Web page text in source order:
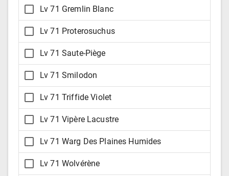
Lv 71 Gremlin Blanc
Lv 71 Proterosuchus
Lv 71 Saute-Piège
Lv 71 Smilodon
Lv 71 Triffide Violet
Lv 71 Vipère Lacustre
Lv 71 Warg Des Plaines Humides
Lv 71 Wolvérène